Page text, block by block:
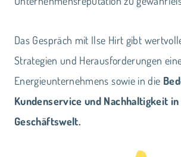
Das Gespräch mit Ilse Hirt gibt
Strategien und Herausforderungen
Energieunternehmens sowie in die
Kundenservice und Nachhaltigkeit
Geschäftswelt.